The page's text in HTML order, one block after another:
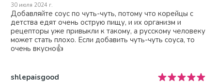
30 июля 2024 г.
Добавляйте соус по чуть-чуть, потому что корейцы с
детства едят очень острую пищу, и их организм и
рецепторы уже привыкли к такому, а русскому человеку
может стать плохо. Если добавить чуть-чуть соуса, то
очень вкусно👍
shlepaisgood